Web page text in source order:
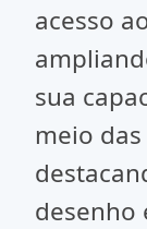
acesso
sua
meio
desenho